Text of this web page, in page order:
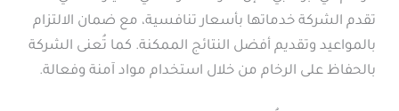
تقدم الشركة خدماتها بأسعار تنافسية، مع ضمان الالتزام
بالمواعيد وتقديم أفضل النتائج الممكنة. كما تُعنى الشركة
بالحفاظ على الرخام من خلال استخدام مواد آمنة وفعالة.